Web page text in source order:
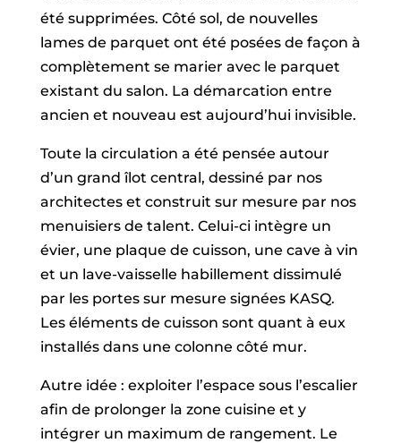
été supprimées. Côté sol, de nouvelles
lames de parquet ont été posées de façon à
complètement se marier avec le parquet
existant du salon. La démarcation entre
ancien et nouveau est aujourd’hui invisible.
Toute la circulation a été pensée autour
d’un grand îlot central, dessiné par nos
architectes et construit sur mesure par nos
menuisiers de talent. Celui-ci intègre un
évier, une plaque de cuisson, une cave à vin
et un lave-vaisselle habillement dissimulé
par les portes sur mesure signées KASQ.
Les éléments de cuisson sont quant à eux
installés dans une colonne côté mur.
Autre idée : exploiter l’espace sous l’escalier
afin de prolonger la zone cuisine et y
intégrer un maximum de rangement. Le